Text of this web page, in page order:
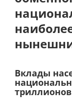
Вклады
триллионов